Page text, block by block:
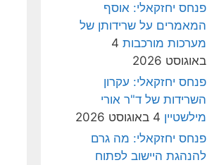
פנחס יחזקאלי: אוסף
המאמרים על שרידותן של
מערכות מורכבות 4
באוגוסט 2026
פנחס יחזקאלי: עקרון
השרידות של ד"ר אורי
מילשטיין 4 באוגוסט 2026
פנחס יחזקאלי: מה גרם
להנהגת היישוב לפתוח